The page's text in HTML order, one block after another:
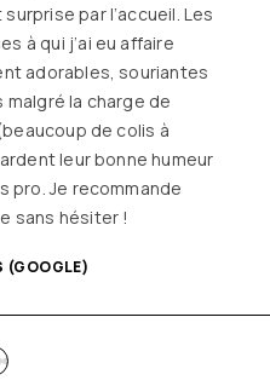
par l’accueil. Les
à qui j’ai eu affaire
adorables, souriantes
la charge de
de colis à
leur bonne humeur
pro. Je recommande
sans hésiter !
(GOOGLE)